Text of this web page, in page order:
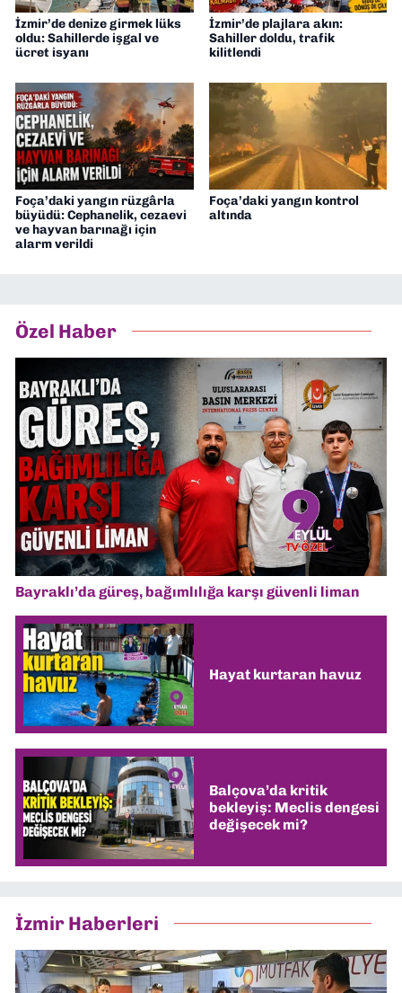
İzmir’de denize girmek lüks
oldu: Sahillerde işgal ve
ücret isyanı
İzmir’de plajlara akın:
Sahiller doldu, trafik
kilitlendi
Foça’daki yangın rüzgârla
büyüdü: Cephanelik, cezaevi
ve hayvan barınağı için
alarm verildi
Foça’daki yangın kontrol
altında
Özel Haber
Bayraklı’da güreş, bağımlılığa karşı güvenli liman
Hayat kurtaran havuz
Balçova’da kritik
bekleyiş: Meclis dengesi
değişecek mi?
İzmir Haberleri